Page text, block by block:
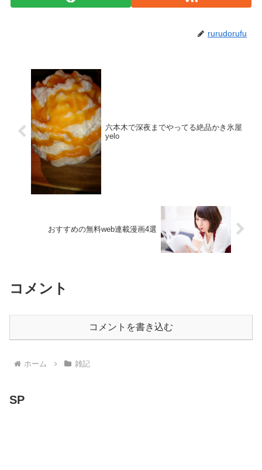
rurudorufu
六本木で深夜までやってる絶品かき氷屋
yelo
おすすめの無料web連載漫画4選
コメント
コメントを書き込む
ホーム 雑記
SP